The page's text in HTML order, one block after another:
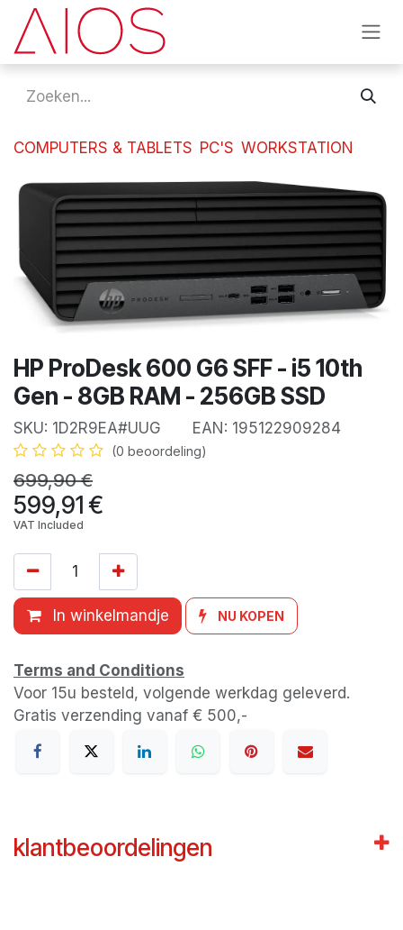
Overslaan naar inhoud
COMPUTERS & TABLETS PC'S WORKSTATION
HP ProDesk 600 G6 SFF - i5 10th
Gen - 8GB RAM - 256GB SSD
SKU: 1D2R9EA#UUG EAN: 195122909284
(0 beoordeling)
699,90€
599,91€
VAT Included
In winkelmandje NU KOPEN
Terms and Conditions
Voor 15u besteld, volgende werkdag geleverd.
Gratis verzending vanaf € 500,-
klantbeoordelingen